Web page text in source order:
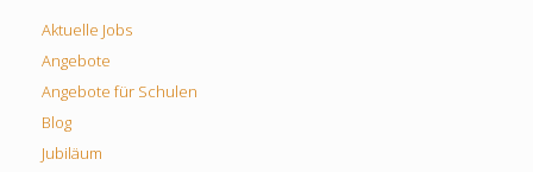
Aktuelle Jobs
Angebote
Angebote für Schulen
Blog
Jubiläum